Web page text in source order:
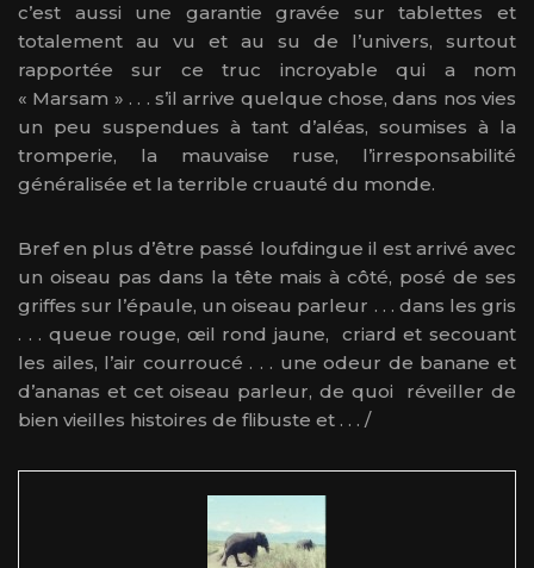
c’est aussi une garantie gravée sur tablettes et
totalement au vu et au su de l’univers, surtout
rapportée sur ce truc incroyable qui a nom
« Marsam » . . . s’il arrive quelque chose, dans nos vies
un peu suspendues à tant d’aléas, soumises à la
tromperie, la mauvaise ruse, l’irresponsabilité
généralisée et la terrible cruauté du monde.
Bref en plus d’être passé loufdingue il est arrivé avec
un oiseau pas dans la tête mais à côté, posé de ses
griffes sur l’épaule, un oiseau parleur . . . dans les gris
. . . queue rouge, œil rond jaune, criard et secouant
les ailes, l’air courroucé . . . une odeur de banane et
d’ananas et cet oiseau parleur, de quoi réveiller de
bien vieilles histoires de flibuste et . . . /